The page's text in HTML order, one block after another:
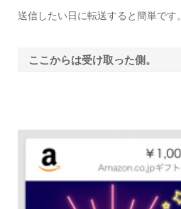
送信したい日に転送すると簡単です。
ここからは受け取った側。